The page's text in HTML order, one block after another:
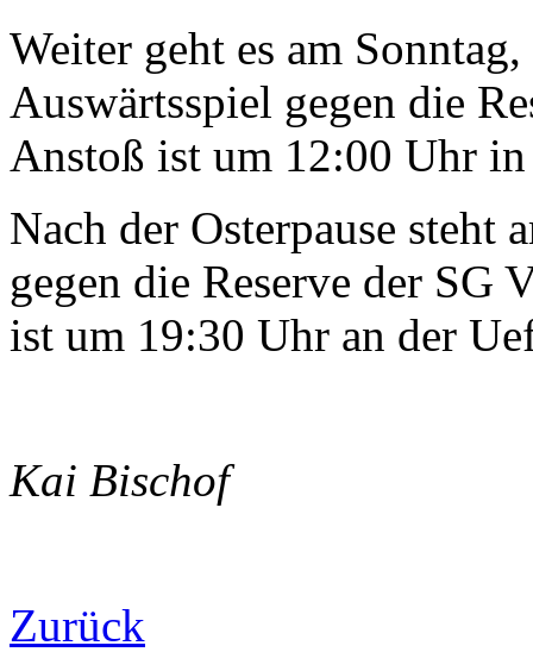
Weiter geht es am
Auswärtsspiel gegen die
Anstoß ist um 12:00 Uhr
Nach der Osterpause steht
gegen die Reserve der
ist um 19:30 Uhr an der
Kai Bischof
Zurück